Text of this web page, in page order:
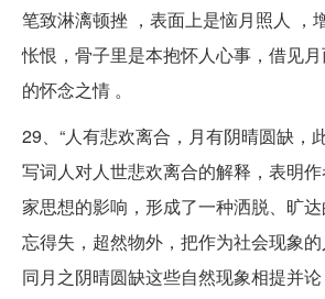
笔致淋漓顿挫 ，表面上是恼月照人 ，
怅恨，骨子里是本抱怀人心事，借见
的怀念之情 。
29、“人有悲欢离合，月有阴晴圆缺，
写词人对人世悲欢离合的解释，表明
家思想的影响，形成了一种洒脱、旷达
忘得失，超然物外，把作为社会现象的
同月之阴晴圆缺这些自然现象相提并